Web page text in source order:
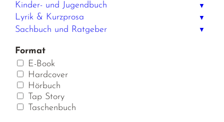
Kinder- und Jugendbuch ▼
Lyrik & Kurzprosa ▼
Sachbuch und Ratgeber ▼
Format
E-Book
Hardcover
Hörbuch
Tap Story
Taschenbuch